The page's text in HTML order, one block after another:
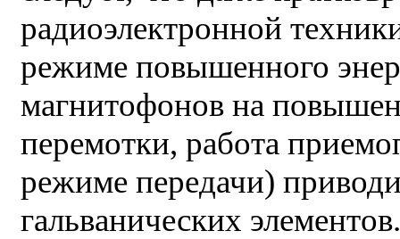
радиоэлектронной
режиме повышенного
магнитофонов на
перемотки, работа
режиме передачи)
гальванических элементов.